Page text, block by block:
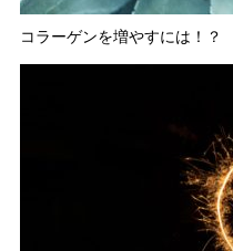
コラーゲンを増やすには！？